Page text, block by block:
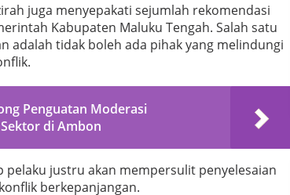
juga menyepakati sejumlah rekomendasi
Kabupaten Maluku Tengah. Salah satu
adalah tidak boleh ada pihak yang melindungi
Penguatan Moderasi
di Ambon
justru akan mempersulit penyelesaian
berkepanjangan.